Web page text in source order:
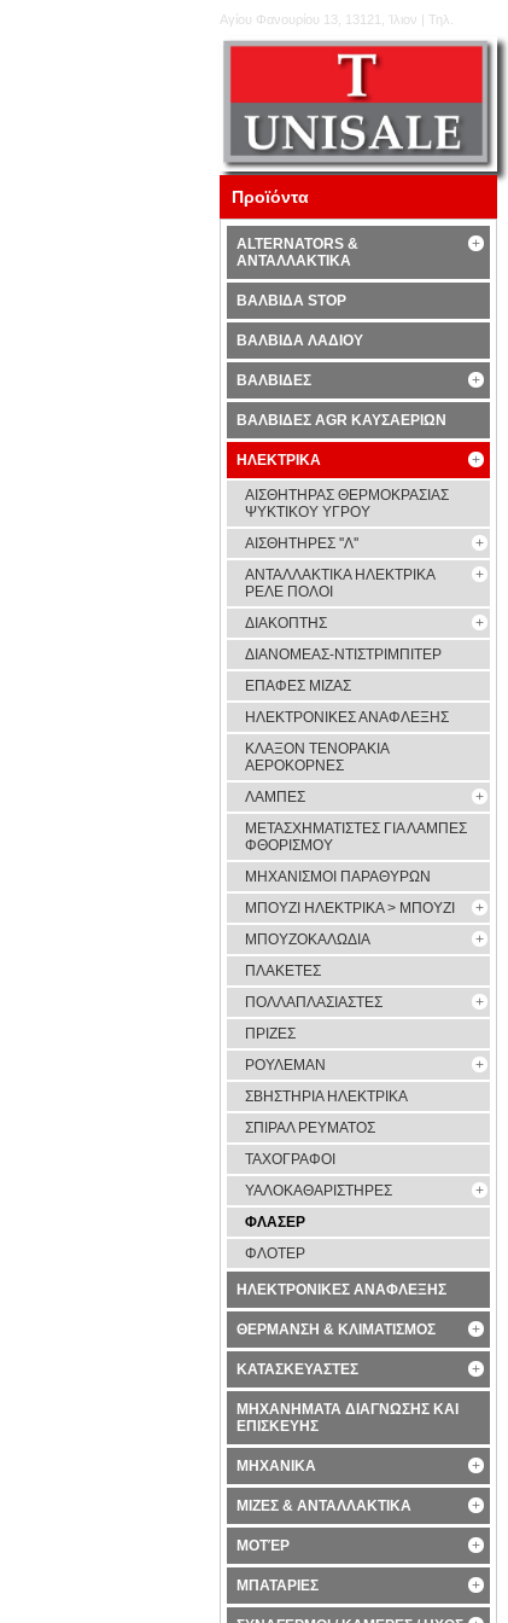
Αγίου Φανουρίου 13, 13121, Ίλιον | Τηλ.
Προϊόντα
ALTERNATORS &
ΑΝΤΑΛΛΑΚΤΙΚΑ
ΒΑΛΒΙΔΑ STOP
ΒΑΛΒΙΔΑ ΛΑΔΙΟΥ
ΒΑΛΒΙΔΕΣ
ΒΑΛΒΙΔΕΣ AGR ΚΑΥΣΑΕΡΙΩΝ
ΗΛΕΚΤΡΙΚΑ
ΑΙΣΘΗΤΗΡΑΣ ΘΕΡΜΟΚΡΑΣΙΑΣ
ΨΥΚΤΙΚΟΥ ΥΓΡΟΥ
ΑΙΣΘΗΤΗΡΕΣ ''Λ''
ΑΝΤΑΛΛΑΚΤΙΚΑ ΗΛΕΚΤΡΙΚΑ
ΡΕΛΕ ΠΟΛΟΙ
ΔΙΑΚΟΠΤΗΣ
ΔΙΑΝΟΜΕΑΣ-ΝΤΙΣΤΡΙΜΠΙΤΕΡ
ΕΠΑΦΕΣ ΜΙΖΑΣ
ΗΛΕΚΤΡΟΝΙΚΕΣ ΑΝΑΦΛΕΞΗΣ
ΚΛΑΞΟΝ ΤΕΝΟΡΑΚΙΑ
ΑΕΡΟΚΟΡΝΕΣ
ΛΑΜΠΕΣ
ΜΕΤΑΣΧΗΜΑΤΙΣΤΕΣ ΓΙΑ ΛΑΜΠΕΣ
ΦΘΟΡΙΣΜΟΥ
ΜΗΧΑΝΙΣΜΟΙ ΠΑΡΑΘΥΡΩΝ
ΜΠΟΥΖΙ ΗΛΕΚΤΡΙΚΑ > ΜΠΟΥΖΙ
ΜΠΟΥΖΟΚΑΛΩΔΙΑ
ΠΛΑΚΕΤΕΣ
ΠΟΛΛΑΠΛΑΣΙΑΣΤΕΣ
ΠΡΙΖΕΣ
ΡΟΥΛΕΜΑΝ
ΣΒΗΣΤΗΡΙΑ ΗΛΕΚΤΡΙΚΑ
ΣΠΙΡΑΛ ΡΕΥΜΑΤΟΣ
ΤΑΧΟΓΡΑΦΟΙ
ΥΑΛΟΚΑΘΑΡΙΣΤΗΡΕΣ
ΦΛΑΣΕΡ
ΦΛΟΤΕΡ
ΗΛΕΚΤΡΟΝΙΚΕΣ ΑΝΑΦΛΕΞΗΣ
ΘΕΡΜΑΝΣΗ & ΚΛΙΜΑΤΙΣΜΟΣ
ΚΑΤΑΣΚΕΥΑΣΤΕΣ
ΜΗΧΑΝΗΜΑΤΑ ΔΙΑΓΝΩΣΗΣ ΚΑΙ
ΕΠΙΣΚΕΥΗΣ
ΜΗΧΑΝΙΚΑ
ΜΙΖΕΣ & ΑΝΤΑΛΛΑΚΤΙΚΑ
ΜΟΤΈΡ
ΜΠΑΤΑΡΙΕΣ